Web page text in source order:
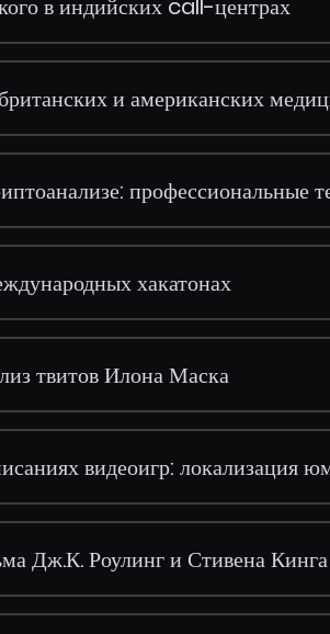
и американских
профессиональные
хакатонах
твитов Илона Маска
видеоигр: локализация
Дж.К. Роулинг и Стивена Кинга